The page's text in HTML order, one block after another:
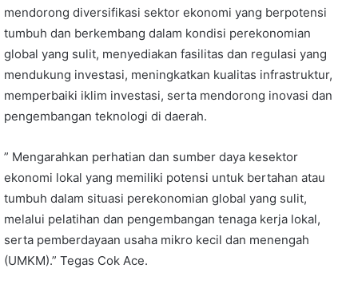
mendorong diversifikasi sektor ekonomi yang berpotensi
tumbuh dan berkembang dalam kondisi perekonomian
global yang sulit, menyediakan fasilitas dan regulasi yang
mendukung investasi, meningkatkan kualitas infrastruktur,
memperbaiki iklim investasi, serta mendorong inovasi dan
pengembangan teknologi di daerah.
” Mengarahkan perhatian dan sumber daya kesektor
ekonomi lokal yang memiliki potensi untuk bertahan atau
tumbuh dalam situasi perekonomian global yang sulit,
melalui pelatihan dan pengembangan tenaga kerja lokal,
serta pemberdayaan usaha mikro kecil dan menengah
(UMKM).” Tegas Cok Ace.